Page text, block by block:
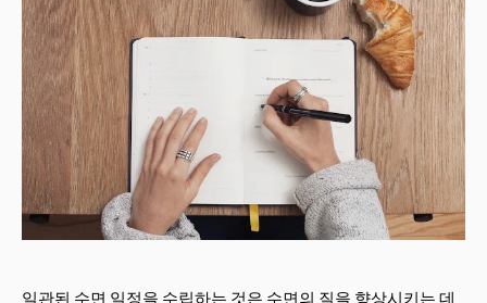
일관된 수면 일정을 수립하는 것은 수면의 질을 향상시키는 데